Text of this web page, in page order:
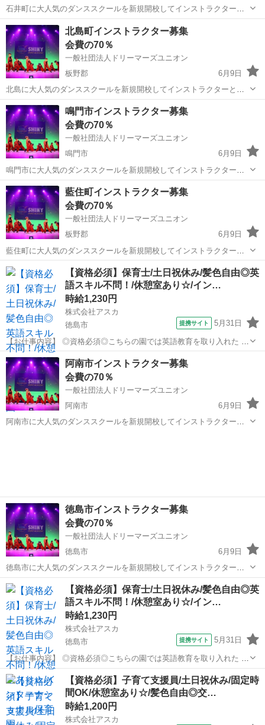
石井町に大人気のダンススクールを新規開校してインストラクターと
して働きませんか？ 加盟料などの初期費用は不要ですので安心です。
ダンスイントラの地位、労働環境の向上を旗印に、現在全国のダンサ
ーに向けてダンスだけで生活...
徳島 名西郡 インストラクター
北島町インストラクター募集
会費の70％
一般社団法人ドリーマーズユニオン
板野郡
6月9日
北島に大人気のダンススクールを新規開校してインストラクターとし
て働きませんか？ 加盟料などの初期費用は不要ですので安心です。 ダ
ンスイントラの地位、労働環境の向上を旗印に、現在全国のダンサー
に向けてダンスだけで生活し...
徳島 板野郡 インストラクター
鳴門市インストラクター募集
会費の70％
一般社団法人ドリーマーズユニオン
鳴門市
6月9日
鳴門市に大人気のダンススクールを新規開校してインストラクターと
して働きませんか？ 加盟料などの初期費用は不要ですので安心です。
ダンスイントラの地位、労働環境の向上を旗印に、現在全国のダンサ
ーに向けてダンスだけで生活...
徳島 鳴門市 インストラクター
藍住町インストラクター募集
会費の70％
一般社団法人ドリーマーズユニオン
板野郡
6月9日
藍住町に大人気のダンススクールを新規開校してインストラクターと
して働きませんか？ 加盟料などの初期費用は不要ですので安心です。
ダンスイントラの地位、労働環境の向上を旗印に、現在全国のダンサ
ーに向けてダンスだけで生活...
徳島 インストラクター 藍住町
【資格必須】保育士/土日祝休み/髪色自由◎英
語スキル不問！/休憩室あり☆/イン…
時給1,230円
株式会社アスカ
徳島市
提携サイト 5月31日
【お仕事内容】 ◎資格必須◎こちらの園では英語教育を取り入れた 保
育を行っております◎ だからと言って保育士さんの ★英語スキルは一
切不問です★ 英語教育を導入したカリキュラムや 朝の会・帰りの会は
外国人の英語教師が 担...
徳島 徳島市 保育士
阿南市インストラクター募集
会費の70％
一般社団法人ドリーマーズユニオン
阿南市
6月9日
阿南市に大人気のダンススクールを新規開校してインストラクターと
徳島市インストラクター募集
会費の70％
一般社団法人ドリーマーズユニオン
徳島市
6月9日
徳島市に大人気のダンススクールを新規開校してインストラクターと
して働きませんか？ 加盟料などの初期費用は不要ですので安心です。
ダンスイントラの地位、労働環境の向上を旗印に、現在全国のダンサ
ーに向けてダンスだけで生活...
徳島 インストラクター
【資格必須】保育士/土日祝休み/髪色自由◎英
語スキル不問！/休憩室あり☆/イン…
時給1,230円
株式会社アスカ
徳島市
提携サイト 5月31日
【お仕事内容】 ◎資格必須◎こちらの園では英語教育を取り入れた 保
育を行っております◎ だからと言って保育士さんの ★英語スキルは一
切不問です★ 英語教育を導入したカリキュラムや 朝の会・帰りの会は
外国人の英語教師が 担...
徳島 徳島市 保育士
【資格必須】子育て支援員/土日祝休み/固定時
間OK/休憩室あり☆/髪色自由◎交…
時給1,200円
株式会社アスカ